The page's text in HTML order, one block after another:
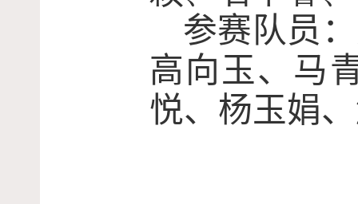
参赛队员
高向玉、马
悦、杨玉娟